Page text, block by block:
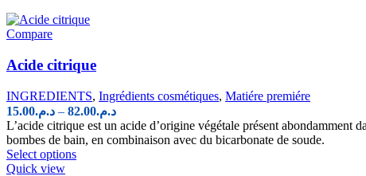
Compare
Acide citrique
INGREDIENTS, Ingrédients cosmétiques, Matiére premiére
د.م.15.00 – د.م.82.00
Price
range:
د.م.15.00
L’acide citrique est un acide d’origine végétale présent abondamment
bombes de bain, en combinaison avec du bicarbonate de soude.
Select optionsThis
Quick view